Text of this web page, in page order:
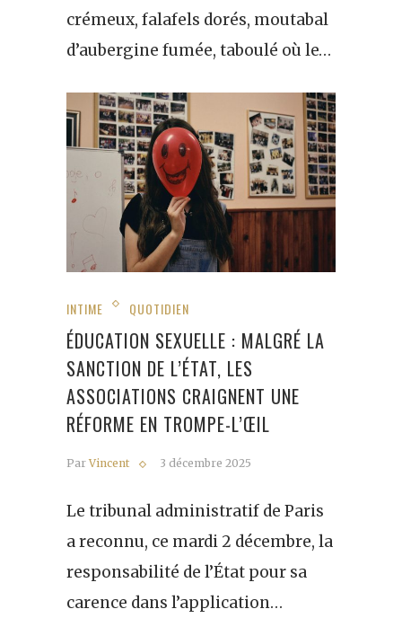
crémeux, falafels dorés, moutabal
d’aubergine fumée, taboulé où le…
INTIME QUOTIDIEN
ÉDUCATION SEXUELLE : MALGRÉ LA
SANCTION DE L’ÉTAT, LES
ASSOCIATIONS CRAIGNENT UNE
RÉFORME EN TROMPE-L’ŒIL
ParVincent 3 décembre 2025
Le tribunal administratif de Paris
a reconnu, ce mardi 2 décembre, la
responsabilité de l’État pour sa
carence dans l’application…